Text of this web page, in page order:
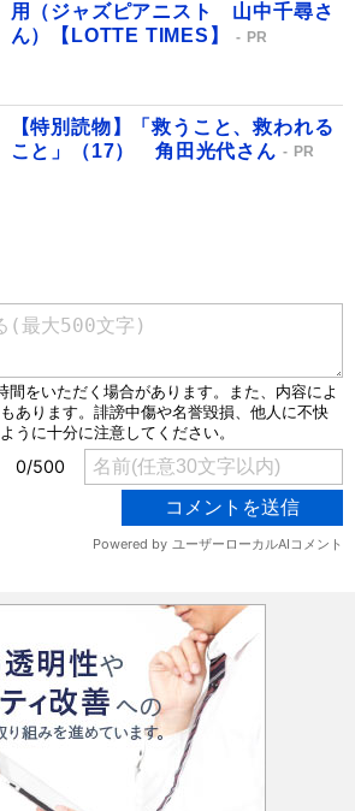
用（ジャズピアニスト 山中千尋さ
ん）【LOTTE TIMES】
PR
【特別読物】「救うこと、救われる
こと」（17） 角田光代さん
PR